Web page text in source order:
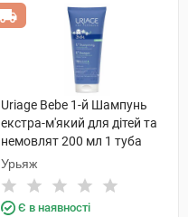
Uriage Bebe 1-й Шампунь
екстра-м'який для дітей та
немовлят 200 мл 1 туба
Урьяж
Є в наявності